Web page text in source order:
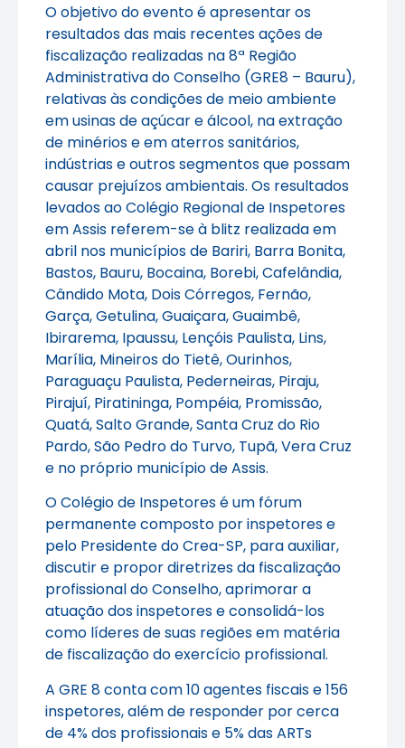
O objetivo do evento é apresentar os
resultados das mais recentes ações de
fiscalização realizadas na 8ª Região
Administrativa do Conselho (GRE8 – Bauru),
relativas às condições de meio ambiente
em usinas de açúcar e álcool, na extração
de minérios e em aterros sanitários,
indústrias e outros segmentos que possam
causar prejuízos ambientais. Os resultados
levados ao Colégio Regional de Inspetores
em Assis referem-se à blitz realizada em
abril nos municípios de Bariri, Barra Bonita,
Bastos, Bauru, Bocaina, Borebi, Cafelândia,
Cândido Mota, Dois Córregos, Fernão,
Garça, Getulina, Guaiçara, Guaimbê,
Ibirarema, Ipaussu, Lençóis Paulista, Lins,
Marília, Mineiros do Tietê, Ourinhos,
Paraguaçu Paulista, Pederneiras, Piraju,
Pirajuí, Piratininga, Pompéia, Promissão,
Quatá, Salto Grande, Santa Cruz do Rio
Pardo, São Pedro do Turvo, Tupã, Vera Cruz
e no próprio município de Assis.
O Colégio de Inspetores é um fórum
permanente composto por inspetores e
pelo Presidente do Crea-SP, para auxiliar,
discutir e propor diretrizes da fiscalização
profissional do Conselho, aprimorar a
atuação dos inspetores e consolidá-los
como líderes de suas regiões em matéria
de fiscalização do exercício profissional.
A GRE 8 conta com 10 agentes fiscais e 156
inspetores, além de responder por cerca
de 4% dos profissionais e 5% das ARTs